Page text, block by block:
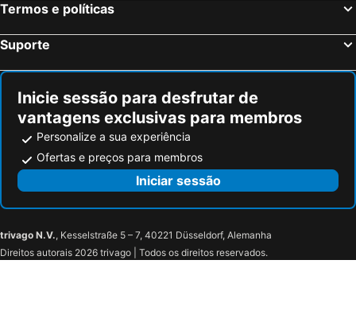
Termos e políticas
Suporte
Inicie sessão para desfrutar de
vantagens exclusivas para membros
Personalize a sua experiência
Ofertas e preços para membros
Iniciar sessão
trivago N.V., Kesselstraße 5 – 7, 40221 Düsseldorf, Alemanha
Direitos autorais 2026 trivago | Todos os direitos reservados.